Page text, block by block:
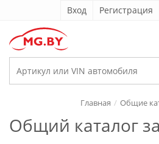
Вход Регистрация
Общий каталог
Главная Общие